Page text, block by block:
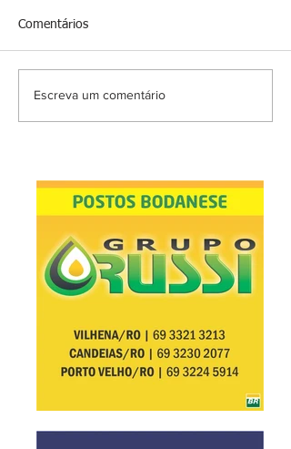
Comentários
Escreva um comentário